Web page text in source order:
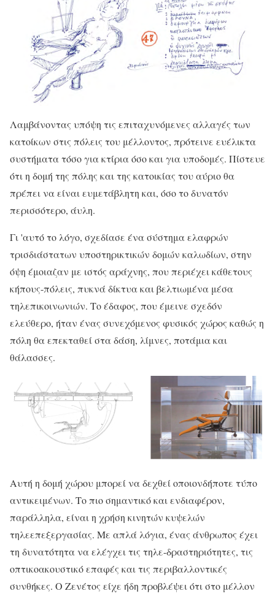
Λαμβάνοντας υπόψη τις επιταχυνόμενες αλλαγές των
κατοίκων στις πόλεις του μέλλοντος, πρότεινε ευέλικτα
συστήματα τόσο για κτίρια όσο και για υποδομές. Πίστευε
ότι η δομή της πόλης και της κατοικίας του αύριο θα
πρέπει να είναι ευμετάβλητη και, όσο το δυνατόν
περισσότερο, άυλη.
Γι 'αυτό το λόγο, σχεδίασε ένα σύστημα ελαφρών
τρισδιάστατων υποστηρικτικών δομών καλωδίων, στην
όψη έμοιαζαν με ιστός αράχνης, που περιέχει κάθετους
κήπους-πόλεις, πυκνά δίκτυα και βελτιωμένα μέσα
τηλεπικοινωνιών. Το έδαφος, που έμεινε σχεδόν
ελεύθερο, ήταν ένας συνεχόμενος φυσικός χώρος καθώς η
πόλη θα επεκταθεί στα δάση, λίμνες, ποτάμια και
θάλασσες.
Αυτή η δομή χώρου μπορεί να δεχθεί οποιονδήποτε τύπο
αντικειμένων. Το πιο σημαντικό και ενδιαφέρον,
παράλληλα, είναι η χρήση κινητών κυψελών
τηλεεπεξεργασίας. Με απλά λόγια, ένας άνθρωπος έχει
τη δυνατότητα να ελέγχει τις τηλε-δραστηριότητες, τις
οπτικοακουστικό επαφές και τις περιβαλλοντικές
συνθήκες. Ο Ζενέτος είχε ήδη προβλέψει ότι στο μέλλον